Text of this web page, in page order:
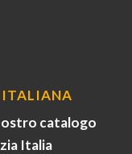
catalogo
Italia